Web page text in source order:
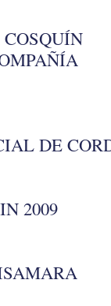
DE
2009